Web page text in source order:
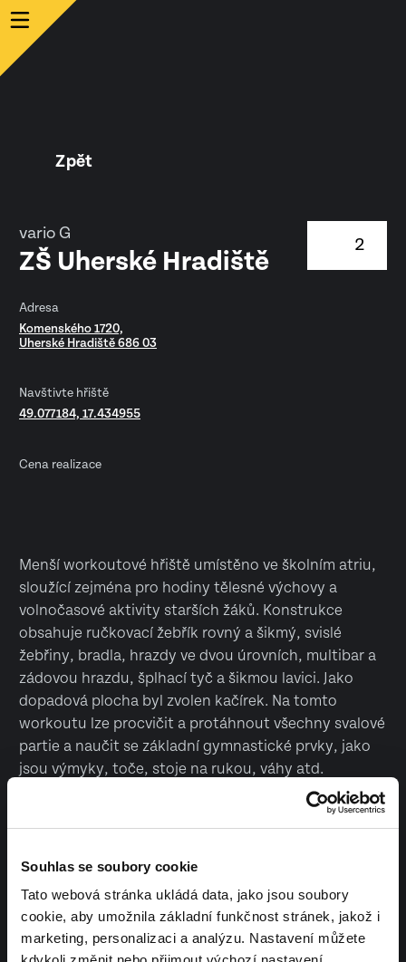
Souhlas se soubory cookie
Tato webová stránka ukládá data, jako jsou soubory
cookie, aby umožnila základní funkčnost stránek, jakož i
marketing, personalizaci a analýzu. Nastavení můžete
Zpět
vario G
ZŠ Uherské Hradiště
2
Adresa
Komenského 1720,
Uherské Hradiště 686 03
Navštivte hřiště
49.077184, 17.434955
Cena realizace
Menší workoutové hřiště umístěno ve školním atriu,
sloužící zejména pro hodiny tělesné výchovy a
volnočasové aktivity starších žáků. Konstrukce
obsahuje ručkovací žebřík rovný a šikmý, svislé
žebřiny, bradla, hrazdy ve dvou úrovních, multibar a
zádovou hrazdu, šplhací tyč a šikmou lavici. Jako
dopadová plocha byl zvolen kačírek. Na tomto
workoutu lze procvičit a protáhnout všechny svalové
partie a naučit se základní gymnastické prvky, jako
jsou výmyky, toče, stoje na rukou, váhy atd.